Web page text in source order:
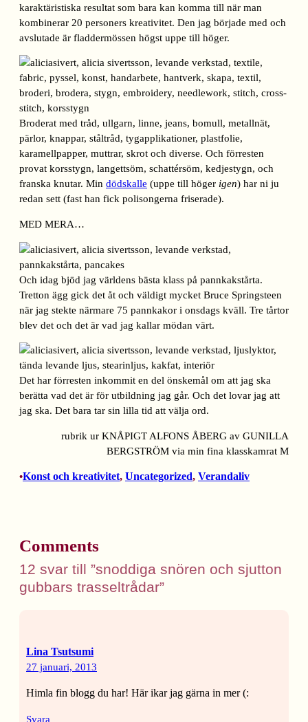
karaktäristiska resultat som bara kan komma till när man
kombinerar 20 personers kreativitet. Den jag började med och
avslutade är fladdermössen högst uppe till höger.
Broderat med tråd, ullgarn, linne, jeans, bomull, metallnät,
pärlor, knappar, ståltråd, tygapplikationer, plastfolie,
karamellpapper, muttrar, skrot och diverse. Och förresten
provat korsstygn, langettsöm, schattérsöm, kedjestygn, och
franska knutar. Min dödskalle (uppe till höger igen) har ni ju
redan sett (fast han fick polisongerna friserade).
MED MERA…
Och idag bjöd jag världens bästa klass på pannkakstårta.
Tretton ägg gick det åt och väldigt mycket Bruce Springsteen
när jag stekte närmare 75 pannkakor i onsdags kväll. Tre tårtor
blev det och det är vad jag kallar mödan värt.
Det har förresten inkommit en del önskemål om att jag ska
berätta vad det är för utbildning jag går. Och det lovar jag att
jag ska. Det bara tar sin lilla tid att välja ord.
rubrik ur KNÅPIGT ALFONS ÅBERG av GUNILLA
BERGSTRÖM via min fina klasskamrat M
•Konst och kreativitet, Uncategorized, Verandaliv
Comments
12 svar till ”snoddiga snören och sjutton
gubbars trasseltrådar”
Lina Tsutsumi
27 januari, 2013
Himla fin blogg du har! Här ikar jag gärna in mer (:
Svara